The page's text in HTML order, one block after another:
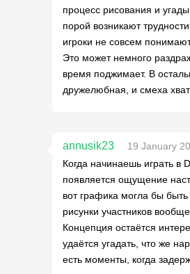
процесс рисования и
порой возникают
игроки не совсем
Это может немного
время поджимает. В
дружелюбная, и смеха
annusik23
19 January
Когда начинаешь играть в
появляется ощущение
вот графика могла бы быть
рисунки участников
Концепция остаётся
удаётся угадать, что же
есть моменты, когда